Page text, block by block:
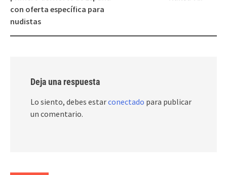
con oferta específica para
nudistas
Deja una respuesta
Lo siento, debes estarconectado para publicar
un comentario.